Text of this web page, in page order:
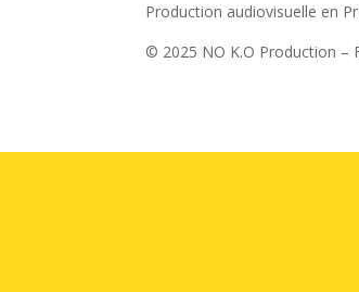
Production audiovisuelle en
© 2025 NO K.O Production –